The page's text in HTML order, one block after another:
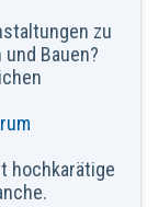
zu
Bauen?
hochkarätige